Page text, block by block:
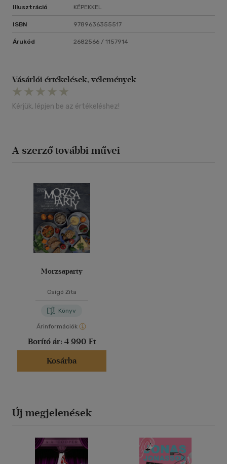
Illusztráció KÉPEKKEL
ISBN 9789636355517
Árukód 2682566 / 1157914
Vásárlói értékelések, vélemények
Kérjük, lépjen be az értékeléshez!
A szerző további művei
Morzsaparty
Csigó Zita
Könyv
Árinformációk
Borító ár: 4 990 Ft
Kosárba
Új megjelenések